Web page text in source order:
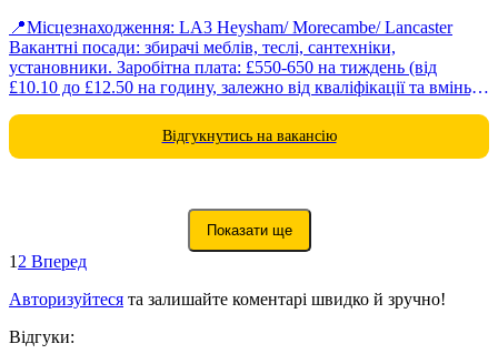
📍Місцезнаходження: LA3 Heysham/ Morecambe/ Lancaster
Вакантні посади: збирачі меблів, теслі, сантехніки,
установники. Заробітна плата: £550-650 на тиждень (від
£10.10 до £12.50 на годину, залежно від кваліфікації та вмінь).
Відгукнутись на вакансію
Показати ще
1 2 Вперед
Авторизуйтеся та залишайте коментарі швидко й зручно!
Відгуки: